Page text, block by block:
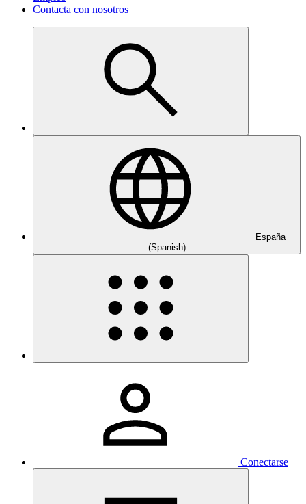
Contacta con nosotros
España
(Spanish)
Conectarse